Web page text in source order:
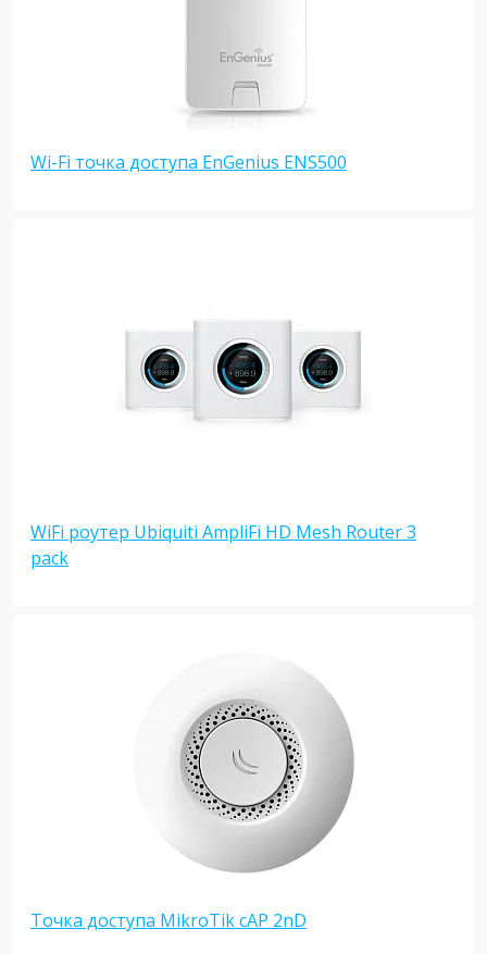
Wi-Fi точка доступа EnGenius ENS500
WiFi роутер Ubiquiti AmpliFi HD Mesh Router 3
pack
Точка доступа MikroTik cAP 2nD